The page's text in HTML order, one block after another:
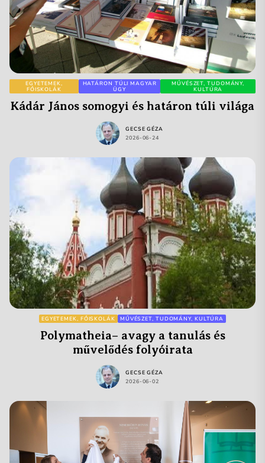
EGYETEMEK,
FŐISKOLÁK
HATÁRON TÚLI MAGYAR
ÜGY
MŰVÉSZET, TUDOMÁNY,
KULTÚRA
Kádár János somogyi és határon túli világa
GECSE GÉZA
2026-06-24
EGYETEMEK, FŐISKOLÁK MŰVÉSZET, TUDOMÁNY, KULTÚRA
Polymatheia– avagy a tanulás és
művelődés folyóirata
GECSE GÉZA
2026-06-02